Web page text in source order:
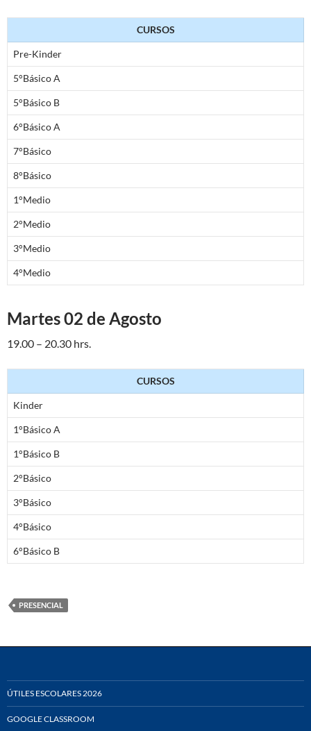
CURSOS
Pre-Kinder
5°Básico A
5°Básico B
6°Básico A
7°Básico
8°Básico
1°Medio
2°Medio
3°Medio
4°Medio
Martes 02 de Agosto
19.00 – 20.30 hrs.
CURSOS
Kinder
1°Básico A
1°Básico B
2°Básico
3°Básico
4°Básico
6°Básico B
PRESENCIAL
ÚTILES ESCOLARES 2026
GOOGLE CLASSROOM